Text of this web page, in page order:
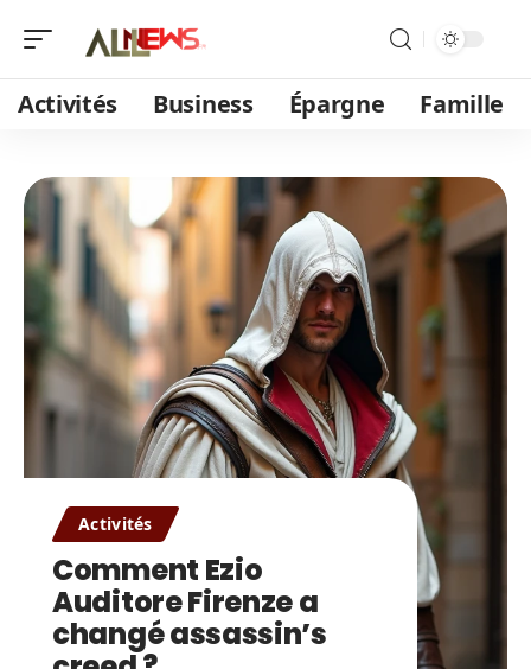
Activités Business Épargne Famille
Activités
Comment Ezio
Auditore Firenze a
changé assassin’s